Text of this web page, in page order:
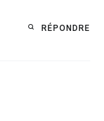
RÉPONDRE